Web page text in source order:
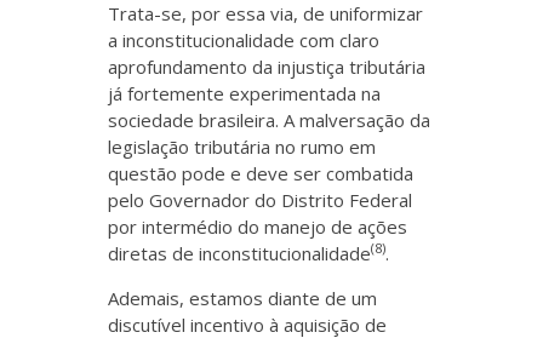
Trata-se, por essa via, de uniformizar
a inconstitucionalidade com claro
aprofundamento da injustiça tributária
já fortemente experimentada na
sociedade brasileira. A malversação da
legislação tributária no rumo em
questão pode e deve ser combatida
pelo Governador do Distrito Federal
por intermédio do manejo de ações
diretas de inconstitucionalidade(8).
Ademais, estamos diante de um
discutível incentivo à aquisição de